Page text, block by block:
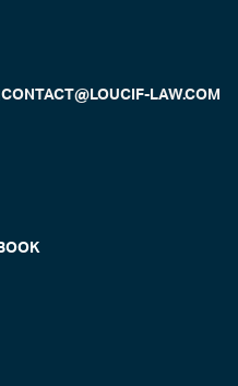
CONTACT@LOUCIF-LAW.COM